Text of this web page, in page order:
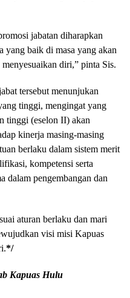
jabatan diharapkan
yang baik di masa yang akan
diri,” pinta Sis.
tersebut menunjukan
tinggi, mengingat yang
tinggi (eselon II) akan
kinerja masing-masing
berlaku dalam sistem merit
kompetensi serta
dalam pengembangan dan
aturan berlaku dan mari
visi misi Kapuas
*/
Kapuas Hulu